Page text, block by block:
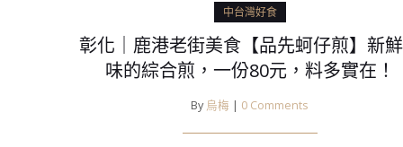
中台灣好食
彰化｜鹿港老街美食【品先蚵仔煎】新
味的綜合煎，一份80元，料多實在！
By 烏梅 | 0 Comments